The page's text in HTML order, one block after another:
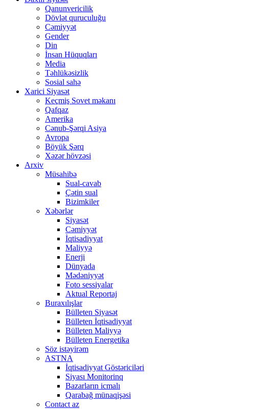
Qanunvericilik
Dövlət quruculuğu
Cəmiyyət
Gender
Din
İnsan Hüquqları
Media
Təhlükəsizlik
Sosial sahə
Xarici Siyasət
Keçmiş Sovet məkanı
Qafqaz
Amerika
Cənub-Şərqi Asiya
Avropa
Böyük Şərq
Xəzər hövzəsi
Arxiv
Müsahibə
Sual-cavab
Çətin sual
Bizimkiler
Xəbərlər
Siyasət
Cəmiyyət
İqtisadiyyat
Maliyyə
Enerji
Dünyada
Mədəniyyət
Foto sessiyalar
Aktual Reportaj
Buraxılışlar
Bülleten Siyasət
Bülleten İqtisadiyyat
Bülleten Maliyyə
Bülleten Energetika
Söz istəyirəm
ASTNA
İqtisadiyyat Göstəriciləri
Siyası Monitorinq
Bazarların icmalı
Qarabağ münaqişəsi
Contact az